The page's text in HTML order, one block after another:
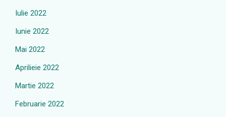
Iulie 2022
Iunie 2022
Mai 2022
Aprilieie 2022
Martie 2022
Februarie 2022